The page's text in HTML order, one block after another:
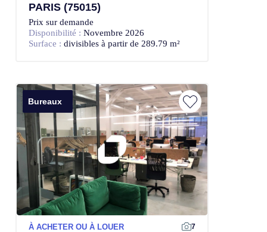
PARIS (75015)
Prix sur demande
Disponibilité : Novembre 2026
Surface : divisibles à partir de 289.79 m²
Bureaux
À ACHETER OU À LOUER 7